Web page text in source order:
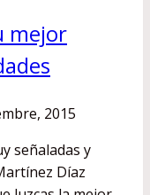
mejor
2015
señaladas y
Díaz